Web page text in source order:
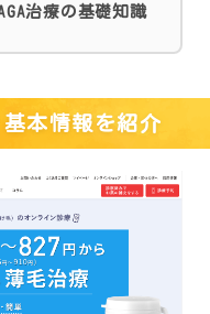
治療の基礎知識
本情報を紹介